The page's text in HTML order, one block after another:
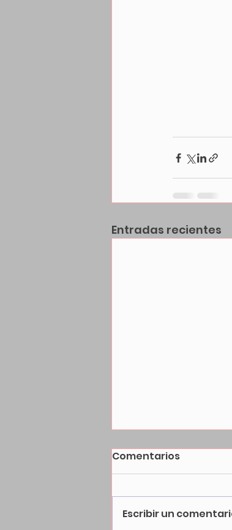
Entradas recientes
Comentarios
Escribir un